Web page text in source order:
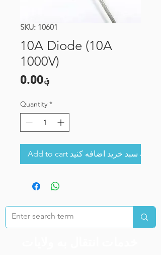
SKU: 10601
10A Diode (10A
1000V)
؋0.00
Quantity *
Add to cart به سبد خرید اضافه کنید